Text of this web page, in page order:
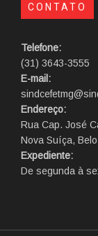
CONTATO
Telefone:
(31) 3643-3555
E-mail:
Endereço:
Rua Cap. José
Nova Suíça,
Expediente:
De segunda à